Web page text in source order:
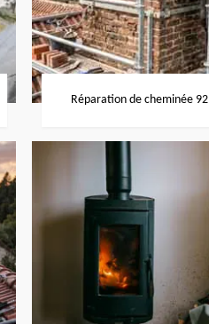
Réparation de cheminée 92